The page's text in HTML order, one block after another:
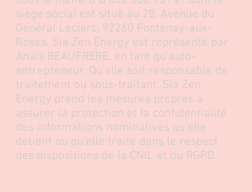
siège social est situé au 28, Avenue du
Général Leclerc, 92260 Fontenay-aux-
Roses. Sia Zen Energy est représenté par
Anaïs BEAUFRERE, en tant qu'auto-
entrepreneur. Qu’elle soit responsable de
traitement ou sous-traitant, Sia Zen
Energy prend les mesures propres à
assurer la protection et la confidentialité
des informations nominatives qu’elle
détient ou qu’elle traite dans le respect
des dispositions de la CNIL et du RGPD